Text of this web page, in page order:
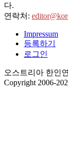
다.
연락처:
Impressum
등록하기
로그인
오스트리아 한인
Copyright 2006-